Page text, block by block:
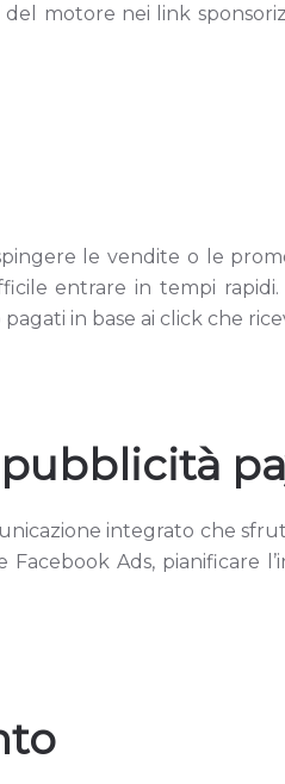
motore nei link
le vendite o le
entrare in tempi
in base ai click che
integrato che
Ads, pianificare